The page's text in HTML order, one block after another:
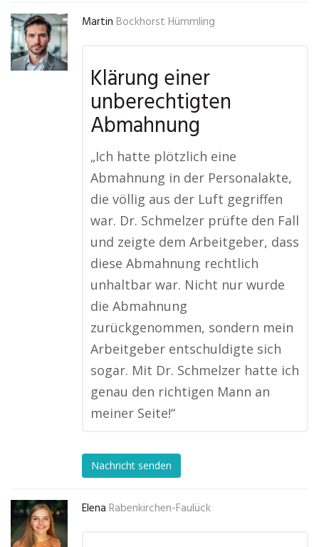
Martin Bockhorst Hümmling
Klärung einer
unberechtigten
Abmahnung
„Ich hatte plötzlich eine
Abmahnung in der Personalakte,
die völlig aus der Luft gegriffen
war. Dr. Schmelzer prüfte den Fall
und zeigte dem Arbeitgeber, dass
diese Abmahnung rechtlich
unhaltbar war. Nicht nur wurde
die Abmahnung
zurückgenommen, sondern mein
Arbeitgeber entschuldigte sich
sogar. Mit Dr. Schmelzer hatte ich
genau den richtigen Mann an
meiner Seite!“
Nachricht senden
Elena Rabenkirchen-Faulück